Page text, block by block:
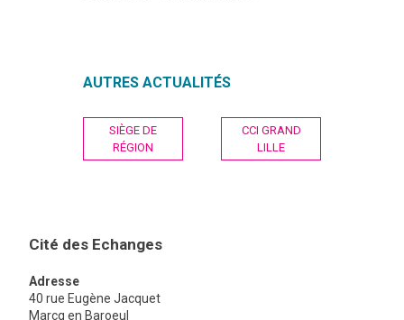
AUTRES ACTUALITÉS
Navigation
l’article
SIÈGE DE
RÉGION
CCI GRAND
LILLE
Cité des Echanges
Adresse
40 rue Eugène Jacquet
Marcq en Baroeul